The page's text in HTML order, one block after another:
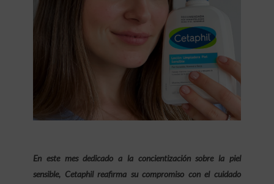
En este mes dedicado a la concientización sobre la piel
sensible, Cetaphil reafirma su compromiso con el cuidado